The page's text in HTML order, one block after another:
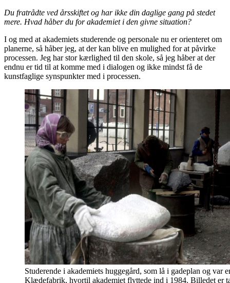
Du fratrådte ved årsskiftet og har ikke din daglige gang på stedet
mere. Hvad håber du for akademiet i den givne situation?
I og med at akademiets studerende og personale nu er orienteret om
planerne, så håber jeg, at der kan blive en mulighed for at påvirke
processen. Jeg har stor kærlighed til den skole, så jeg håber at der
endnu er tid til at komme med i dialogen og ikke mindst få de
kunstfaglige synspunkter med i processen.
Studerende i akademiets huggegård, som lå i gadeplan og var
Klædefabrik, hvortil akademiet flyttede ind i 1984. Billedet er